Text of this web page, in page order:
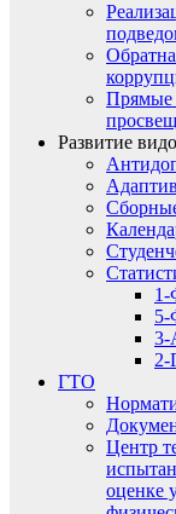
Прямые
Развитие
ГТО
Центр
оценке